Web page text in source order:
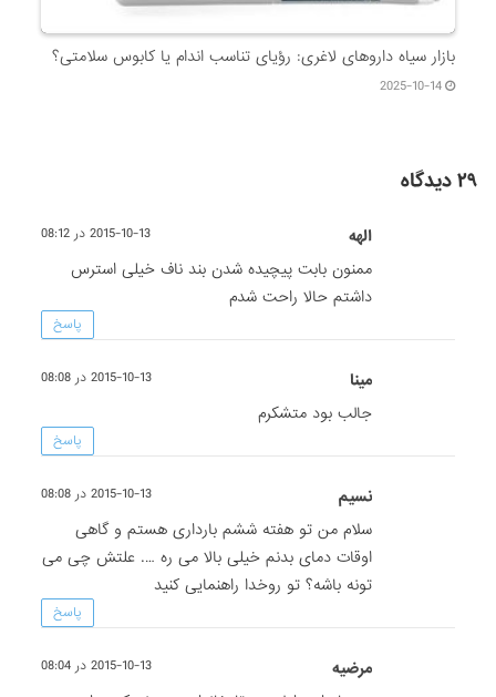
بازار سیاه داروهای لاغری: رؤیای تناسب اندام یا کابوس سلامتی؟
2025-10-14
۲۹ دیدگاه
الهه 2015-10-13 در 08:12
ممنون بابت پیچیده شدن بند ناف خیلی استرس
داشتم حالا راحت شدم
پاسخ
مینا 2015-10-13 در 08:08
جالب بود متشکرم
پاسخ
نسیم 2015-10-13 در 08:08
سلام من تو هفته ششم بارداری هستم و گاهی
اوقات دمای بدنم خیلی بالا می ره …. علتش چی می
تونه باشه؟ تو روخدا راهنمایی کنید
پاسخ
مرضیه 2015-10-13 در 08:04